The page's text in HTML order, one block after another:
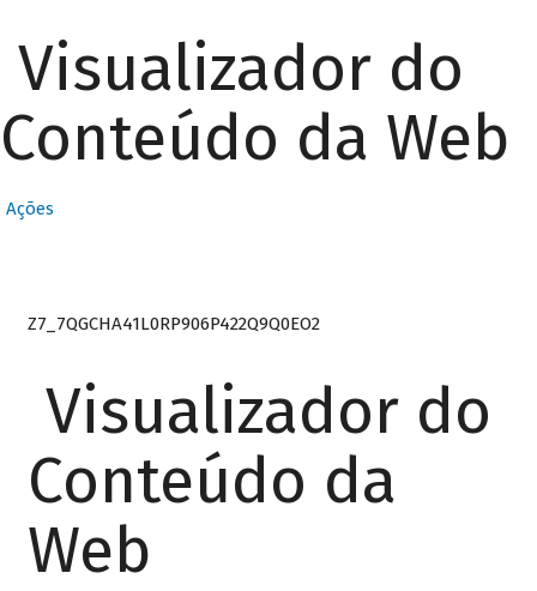
Visualizador do
Conteúdo da Web
Ações
Z7_7QGCHA41L0RP906P422Q9Q0EO2
Visualizador do
Conteúdo da
Web